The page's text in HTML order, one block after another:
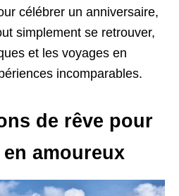
célébrer un anniversaire,
simplement se retrouver,
et les voyages en
incomparables.
de rêve pour
amoureux